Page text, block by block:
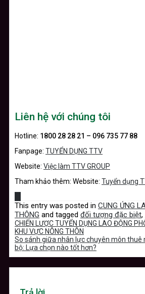
Liên hệ với chúng tôi
Hotline: 1800 28 28 21 – 096 735 77 88
Fanpage: TUYỂN DỤNG TTV
Website: Việc làm TTV GROUP
Tham khảo thêm: Website: Tuyển dụng
This entry was posted in CUNG ỨNG
THÔNG and tagged đối tượng đặc biệt,
CHIẾN LƯỢC TUYỂN DỤNG LAO ĐỘNG
KHU VỰC NÔNG THÔN
So sánh giữa nhân lực chuyên môn thuê
bộ: Lựa chọn nào tốt hơn?